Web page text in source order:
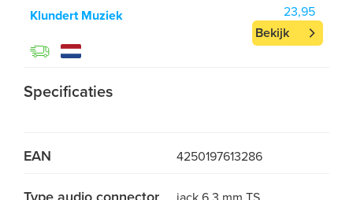
Klundert Muziek
23,95
Bekijk
Specificaties
EAN 4250197613286